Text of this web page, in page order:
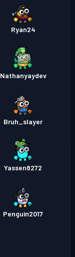
Ryan24
Nathanyaydev
Bruh_slayer
Yassen8272
Penguin2017